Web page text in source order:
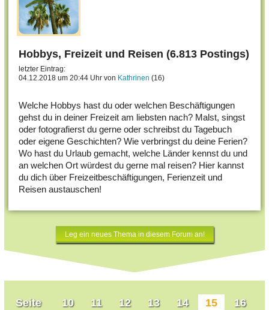
Hobbys, Freizeit und Reisen (6.813 Postings)
letzter Eintrag:
04.12.2018 um 20:44 Uhr von Kathrinen (16)
Welche Hobbys hast du oder welchen Beschäftigungen
gehst du in deiner Freizeit am liebsten nach? Malst, singst
oder fotografierst du gerne oder schreibst du Tagebuch
oder eigene Geschichten? Wie verbringst du deine Ferien?
Wo hast du Urlaub gemacht, welche Länder kennst du und
an welchen Ort würdest du gerne mal reisen? Hier kannst
du dich über Freizeitbeschäftigungen, Ferienzeit und
Reisen austauschen!
Leg ein neues Thema in diesem Forum an!
Seite 10 11 12 13 14 15 16